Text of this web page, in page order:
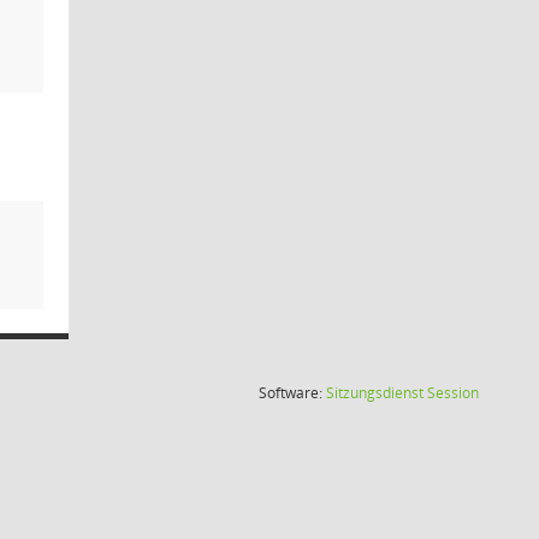
Software:SitzungsdienstSession(Wird in